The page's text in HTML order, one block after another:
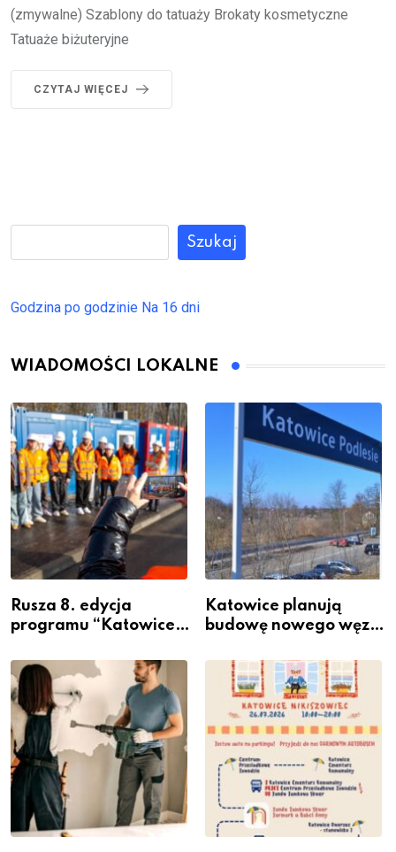
(zmywalne) Szablony do tatuaży Brokaty kosmetyczne
Tatuaże biżuteryjne
CZYTAJ WIĘCEJ
Szukaj
Godzina po godzinie Na 16 dni
WIADOMOŚCI LOKALNE
Rusza 8. edycja
programu “Katowice
– nabór dla
przedsiębiorców
Katowice planują
budowę nowego węzła
Podlesiu